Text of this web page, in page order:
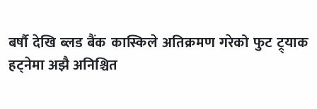
बर्षौ देखि ब्लड बैंक कास्किले अतिक्रमण गरेको फुट ट्र्याक
हट्नेमा अझै अनिश्चित